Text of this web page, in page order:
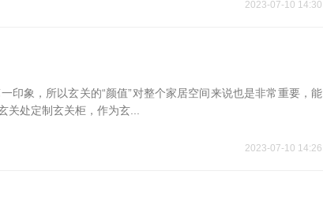
2023-07-10 14:30
印象，所以玄关的“颜值”对整个家居空间来说也是非常重要，能
处定制玄关柜，作为玄...
2023-07-10 14:26